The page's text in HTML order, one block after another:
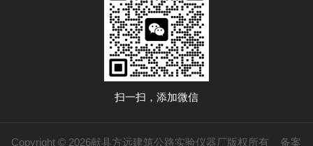
扫一扫，添加微信
Copyright © 2026献县方远建筑公路实验仪器厂版权所有 备案